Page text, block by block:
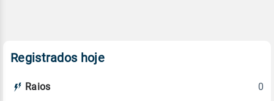
Registrados hoje
Raios 0